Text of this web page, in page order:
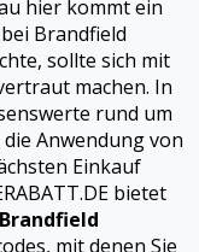
hier kommt ein
Brandfield
sollte sich mit
machen. In
rund um
Anwendung von
Einkauf
bietet
Brandfield
mit denen Sie